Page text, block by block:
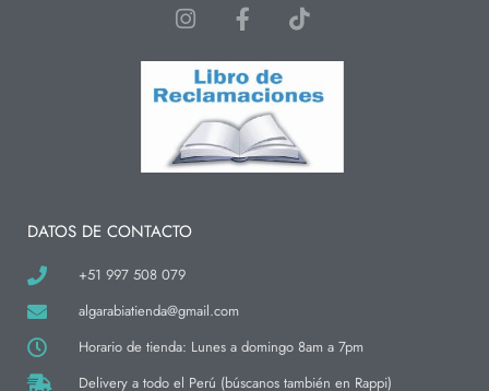
I
s
t
a
g
r
a
F
a
c
e
b
o
o
k
T
i
k
t
o
DATOS DE CONTACTO
+51 997 508 079
algarabiatienda@gmail.com
Horario de tienda: Lunes a domingo 8am a 7pm
Delivery a todo el Perú (búscanos también en Rappi)